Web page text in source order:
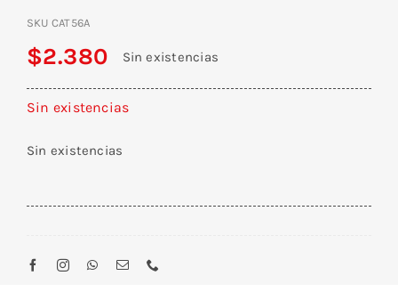
SKU CAT56A
$2.380 Sin existencias
Sin existencias
Sin existencias